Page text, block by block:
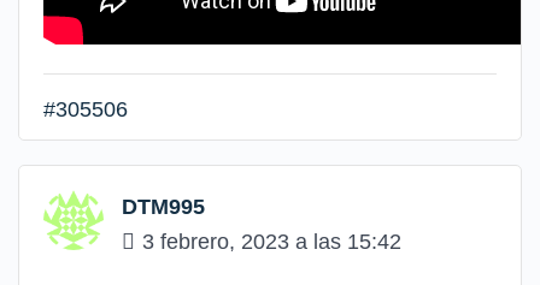
#305506
DTM995
3 febrero, 2023 a las 15:42